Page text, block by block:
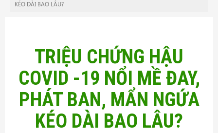
KÉO DÀI BAO LÂU?
TRIỆU CHỨNG HẬU
COVID -19 NỔI MỀ ĐAY,
PHÁT BAN, MẨN NGỨA
KÉO DÀI BAO LÂU?